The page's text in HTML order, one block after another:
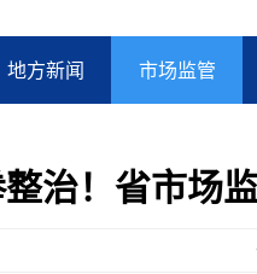
地方新闻 市场监管
治！省市场